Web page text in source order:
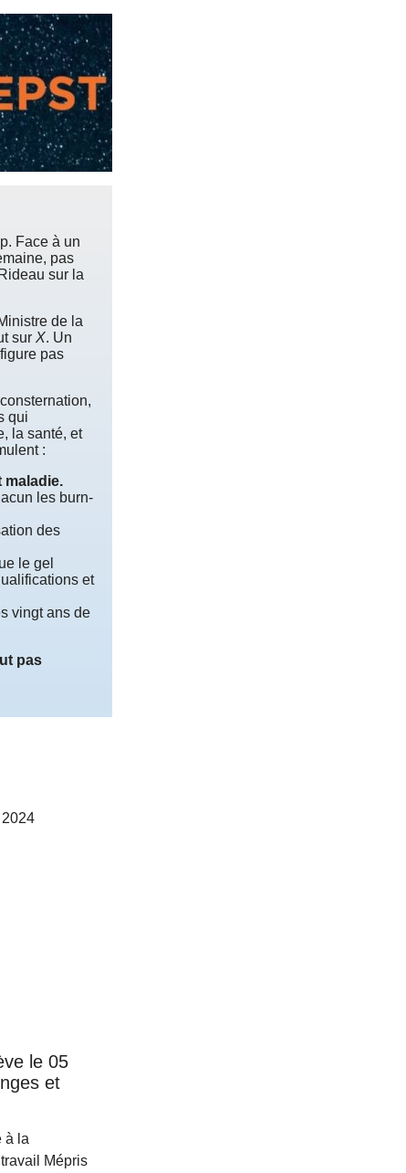
Face à un
pas
sur la
de la
sur X. Un
pas
qui
la santé, et
:
maladie.
les burn-
des
le gel
et
vingt ans de
pas
le 05
et
à la
Mépris